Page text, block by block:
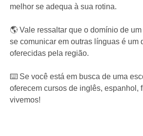
melhor se adequa à sua rotina.
🌎 Vale ressaltar que o domínio de
se comunicar em outras línguas é um
oferecidas pela região.
⌨️ Se você está em busca de uma
oferecem cursos de inglês, espanhol,
vivemos!